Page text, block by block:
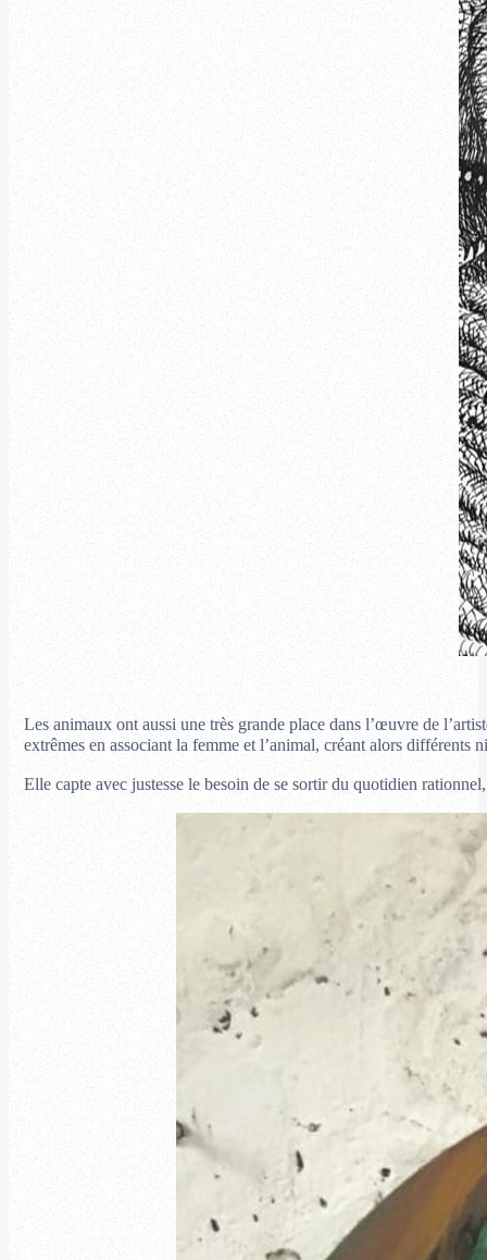
Les animaux ont aussi une très grande place dans l’œuvre de
extrêmes en associant la femme et l’animal, créant alors différents
Elle capte avec justesse le besoin de se sortir du quotidien